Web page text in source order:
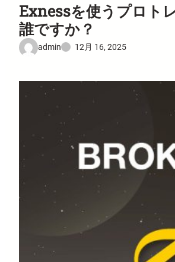
Exnessを使うプロト
誰ですか？
admin 12月 16, 2025